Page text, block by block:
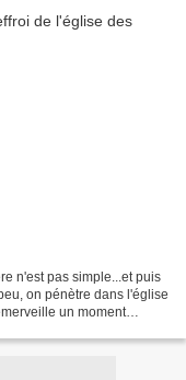
n'est pas simple...et puis
on pénètre dans l'église
un moment